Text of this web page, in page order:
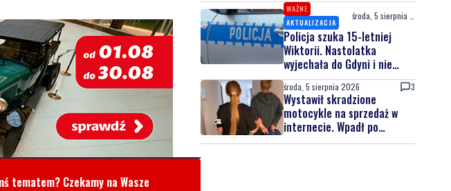
tematem? Czekamy na Wasze
WAŻNE
AKTUALIZACJA
Policja szuka 15-letniej
Wiktorii. Nastolatka
wyjechała do Gdyni i nie
wróciła
środa, 5 sierpnia 2026 3
Wystawił skradzione
motocykle na sprzedaż w
internecie. Wpadł po
zgłoszeniu właściciela